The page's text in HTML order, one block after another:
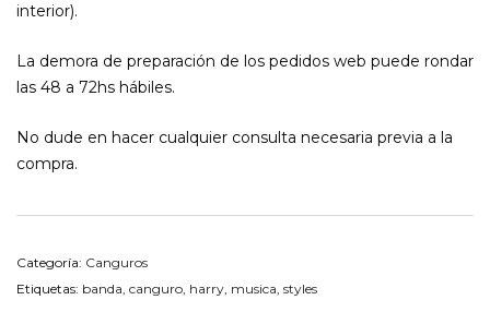
interior).
La demora de preparación de los pedidos web puede rondar
las 48 a 72hs hábiles.
No dude en hacer cualquier consulta necesaria previa a la
compra.
Categoría: Canguros
Etiquetas: banda, canguro, harry, musica, styles